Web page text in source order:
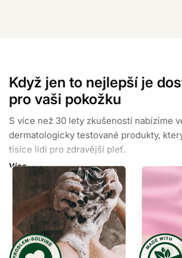
Když jen to nejlepší je
pro vaši pokožku
S více než 30 lety zkušeností nabízíme
dermatologicky testované produkty,
tisíce lidí pro zdravější pleť.
S podporou více než 30 000 pozitivních
mnoha oceněními garantujeme vaši
našimi produkty zaměřenými na řešení
problémů.
Více